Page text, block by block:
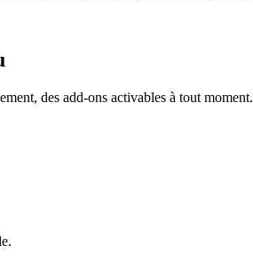
des add-ons activables à tout moment.